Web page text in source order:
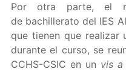
Por otra parte, el
de bachillerato del IES
que tienen que realizar
durante el curso, se
CCHS-CSIC en un vis a